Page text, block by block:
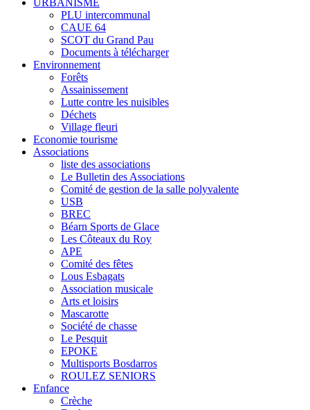
URBANISME
PLU intercommunal
CAUE 64
SCOT du Grand Pau
Documents à télécharger
Environnement
Forêts
Assainissement
Lutte contre les nuisibles
Déchets
Village fleuri
Economie tourisme
Associations
liste des associations
Le Bulletin des Associations
Comité de gestion de la salle polyvalente
USB
BREC
Béarn Sports de Glace
Les Côteaux du Roy
APE
Comité des fêtes
Lous Esbagats
Association musicale
Arts et loisirs
Mascarotte
Société de chasse
Le Pesquit
EPOKE
Multisports Bosdarros
ROULEZ SENIORS
Enfance
Crèche